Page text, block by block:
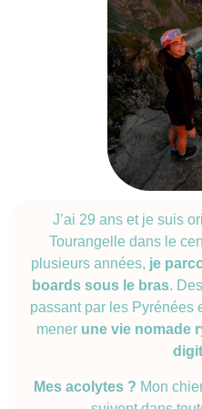
J’ai 29 ans et je suis
Tourangelle dans le
plusieurs années, je
boards sous le bras.
passant par les Pyrénées
mener une vie nomade
Mes acolytes ? Mon